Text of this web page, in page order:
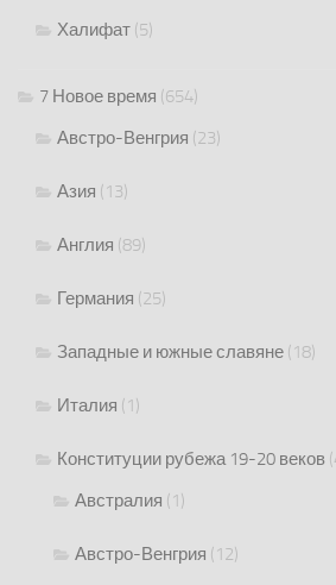
Халифат (5)
7 Новое время (654)
Австро-Венгрия (23)
Азия (13)
Англия (89)
Германия (25)
Западные и южные славяне (18)
Италия (1)
Конституции рубежа 19-20 веков
Австралия (1)
Австро-Венгрия (12)